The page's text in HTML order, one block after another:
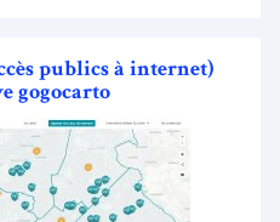
publics à internet)
gogocarto